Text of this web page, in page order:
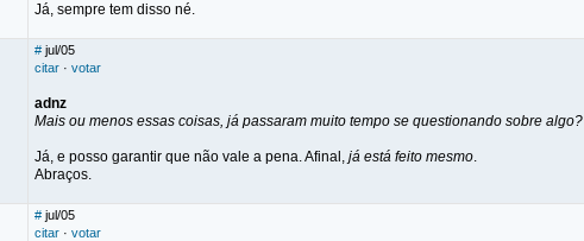
Já, sempre tem disso né.
# jul/05
citar · votar
adnz
Mais ou menos essas coisas, já passaram muito tempo se questionando sobre algo?
Já, e posso garantir que não vale a pena. Afinal, já está feito mesmo.
Abraços.
# jul/05
citar · votar